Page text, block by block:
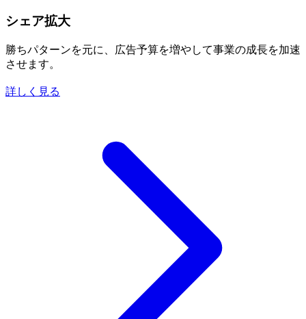
シェア拡大
勝ちパターンを元に、広告予算を増やして事業の成長を加速
させます。
詳しく見る